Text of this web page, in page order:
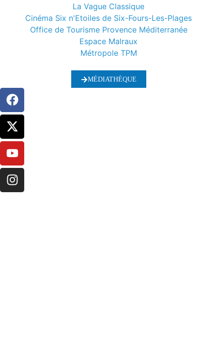
La Vague Classique
Cinéma Six n'Etoiles de Six-Fours-Les-Plages
Office de Tourisme Provence Méditerranée
Espace Malraux
Métropole TPM
MÉDIATHÈQUE